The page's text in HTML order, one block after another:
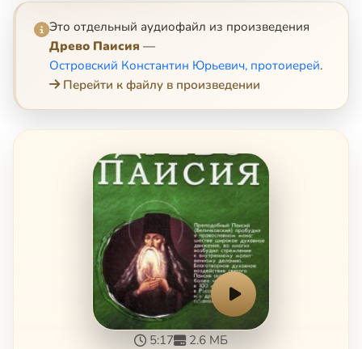
Это отдельный аудиофайл из произведения
Древо Паисия —
Островский Константин Юрьевич, протоиерей.
Перейти к файлу в произведении
5:17 2.6 МБ